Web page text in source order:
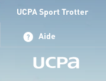
UCPA Sport Trotter
Aide